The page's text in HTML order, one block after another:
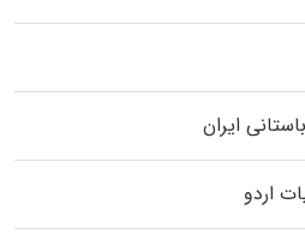
ایران
اردو